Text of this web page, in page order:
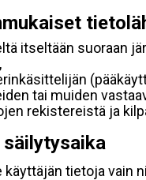
itseltään suoraan
tai muiden
rekistereistä ja
käyttäjän tietoja vain